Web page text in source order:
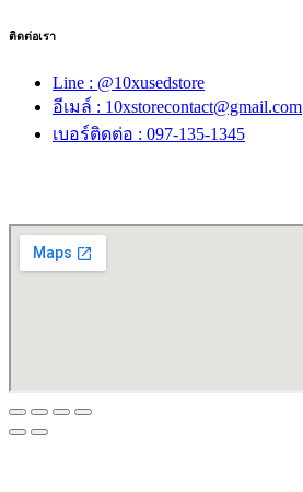
ติดต่อเรา
Line : @10xusedstore
อีเมล์ : 10xstorecontact@gmail.com
เบอร์ติดต่อ : 097-135-1345